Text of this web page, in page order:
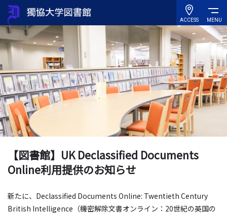
ACCESS MENU
【図書館】UK Declassified Documents
Online利用提供のお知らせ
新たに、Declassified Documents Online: Twentieth Century
British Intelligence（機密解除文書オンライン：20世紀の英国の